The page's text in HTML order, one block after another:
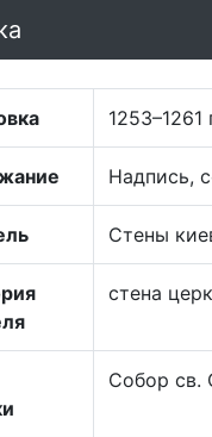
1253–1261
Надпись,
Стены
стена
Собор св.